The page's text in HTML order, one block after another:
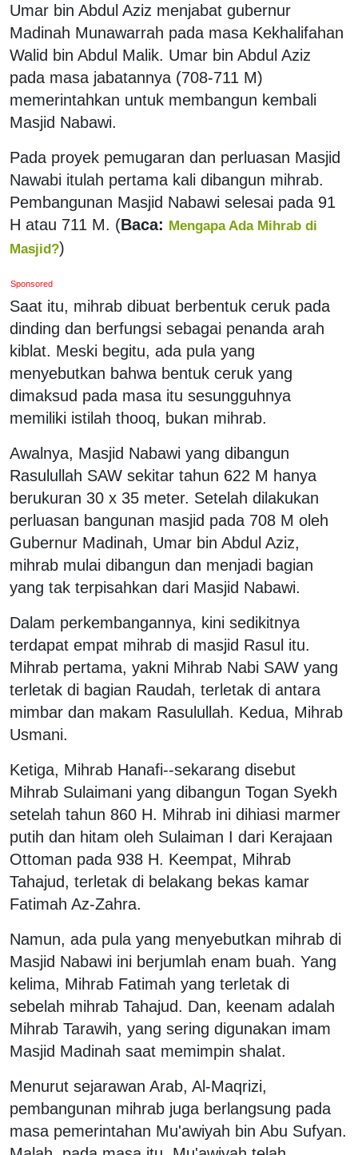
Umar bin Abdul Aziz menjabat gubernur
Madinah Munawarrah pada masa Kekhalifahan
Walid bin Abdul Malik. Umar bin Abdul Aziz
pada masa jabatannya (708-711 M)
memerintahkan untuk membangun kembali
Masjid Nabawi.
Pada proyek pemugaran dan perluasan Masjid
Nawabi itulah pertama kali dibangun mihrab.
Pembangunan Masjid Nabawi selesai pada 91
H atau 711 M. (Baca: Mengapa Ada Mihrab di
Masjid?)
Sponsored
Saat itu, mihrab dibuat berbentuk ceruk pada
dinding dan berfungsi sebagai penanda arah
kiblat. Meski begitu, ada pula yang
menyebutkan bahwa bentuk ceruk yang
dimaksud pada masa itu sesungguhnya
memiliki istilah thooq, bukan mihrab.
Awalnya, Masjid Nabawi yang dibangun
Rasulullah SAW sekitar tahun 622 M hanya
berukuran 30 x 35 meter. Setelah dilakukan
perluasan bangunan masjid pada 708 M oleh
Gubernur Madinah, Umar bin Abdul Aziz,
mihrab mulai dibangun dan menjadi bagian
yang tak terpisahkan dari Masjid Nabawi.
Dalam perkembangannya, kini sedikitnya
terdapat empat mihrab di masjid Rasul itu.
Mihrab pertama, yakni Mihrab Nabi SAW yang
terletak di bagian Raudah, terletak di antara
mimbar dan makam Rasulullah. Kedua, Mihrab
Usmani.
Ketiga, Mihrab Hanafi--sekarang disebut
Mihrab Sulaimani yang dibangun Togan Syekh
setelah tahun 860 H. Mihrab ini dihiasi marmer
putih dan hitam oleh Sulaiman I dari Kerajaan
Ottoman pada 938 H. Keempat, Mihrab
Tahajud, terletak di belakang bekas kamar
Fatimah Az-Zahra.
Namun, ada pula yang menyebutkan mihrab di
Masjid Nabawi ini berjumlah enam buah. Yang
kelima, Mihrab Fatimah yang terletak di
sebelah mihrab Tahajud. Dan, keenam adalah
Mihrab Tarawih, yang sering digunakan imam
Masjid Madinah saat memimpin shalat.
Menurut sejarawan Arab, Al-Maqrizi,
pembangunan mihrab juga berlangsung pada
masa pemerintahan Mu'awiyah bin Abu Sufyan.